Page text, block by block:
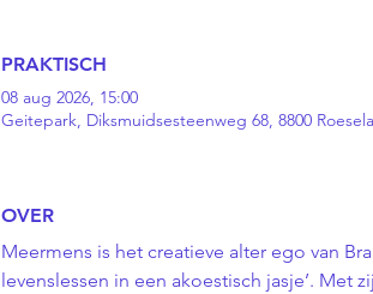
PRAKTISCH
08 aug 2026, 15:00
Geitepark, Diksmuidsesteenweg 68, 8800
OVER
Meermens is het creatieve alter ego van
levenslessen in een akoestisch jasje’.